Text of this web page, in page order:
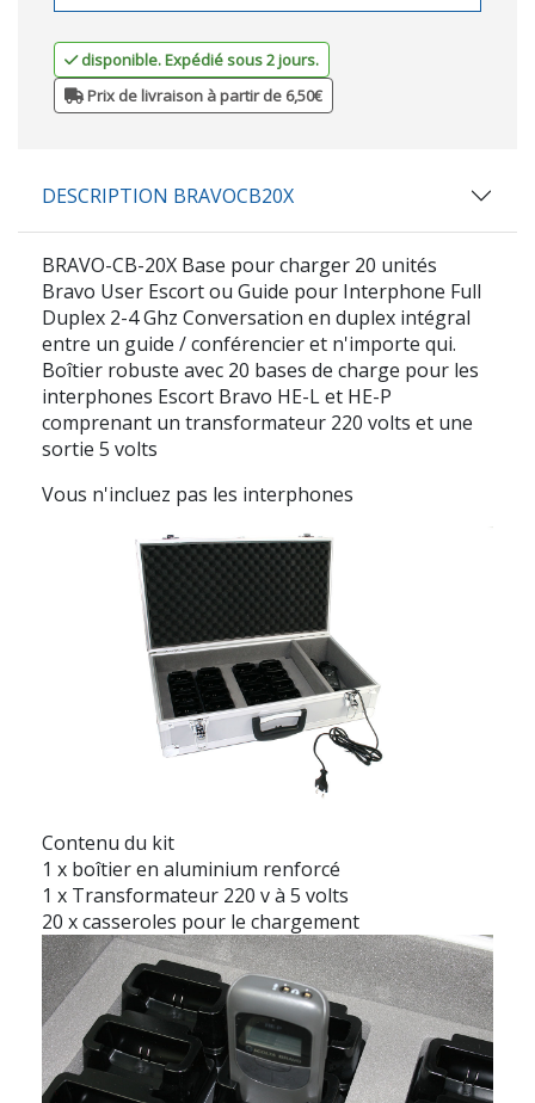
disponible. Expédié sous 2 jours.
Prix de livraison à partir de 6,50€
DESCRIPTION BRAVOCB20X
BRAVO-CB-20X Base pour charger 20 unités
Bravo User Escort ou Guide pour Interphone Full
Duplex 2-4 Ghz Conversation en duplex intégral
entre un guide / conférencier et n'importe qui.
Boîtier robuste avec 20 bases de charge pour les
interphones Escort Bravo HE-L et HE-P
comprenant un transformateur 220 volts et une
sortie 5 volts
Vous n'incluez pas les interphones
Contenu du kit
1 x boîtier en aluminium renforcé
1 x Transformateur 220 v à 5 volts
20 x casseroles pour le chargement